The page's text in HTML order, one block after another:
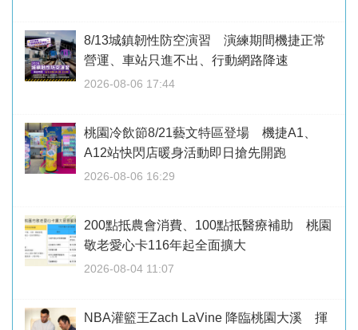
8/13城鎮韌性防空演習 演練期間機捷正常
營運、車站只進不出、行動網路降速
2026-08-06 17:44
桃園冷飲節8/21藝文特區登場 機捷A1、
A12站快閃店暖身活動即日搶先開跑
2026-08-06 16:29
200點抵農會消費、100點抵醫療補助 桃園
敬老愛心卡116年起全面擴大
2026-08-04 11:07
NBA灌籃王Zach LaVine 降臨桃園大溪 揮